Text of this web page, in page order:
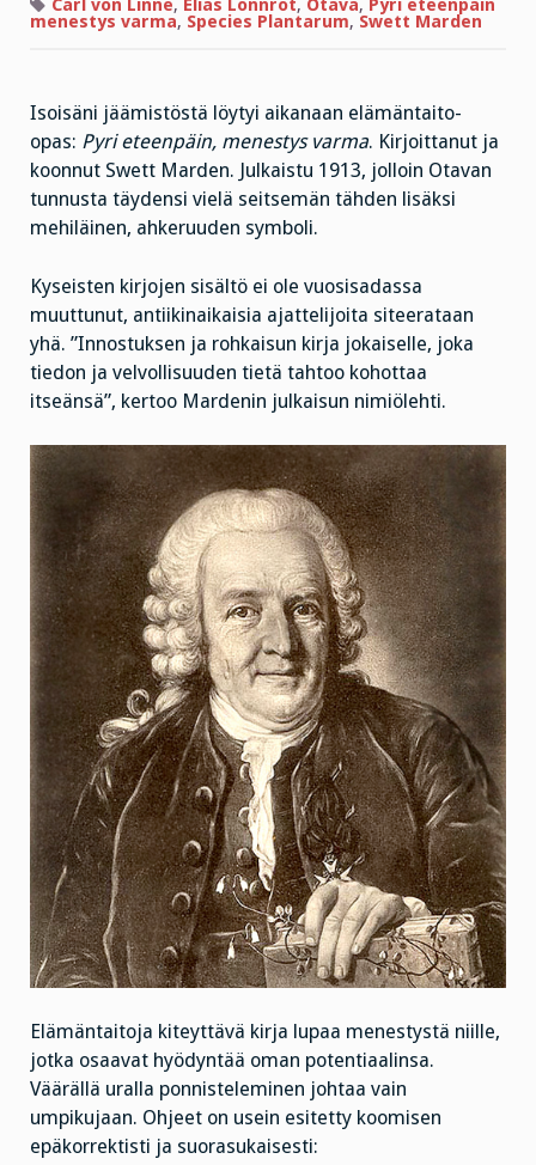
ikimainiot
menestys varma, Species Plantarum, Swett Marden
Isoisäni jäämistöstä löytyi aikanaan elämäntaito-
opas: Pyri eteenpäin, menestys varma. Kirjoittanut ja
koonnut Swett Marden. Julkaistu 1913, jolloin Otavan
tunnusta täydensi vielä seitsemän tähden lisäksi
mehiläinen, ahkeruuden symboli.
Kyseisten kirjojen sisältö ei ole vuosisadassa
muuttunut, antiikinaikaisia ajattelijoita siteerataan
yhä. ”Innostuksen ja rohkaisun kirja jokaiselle, joka
tiedon ja velvollisuuden tietä tahtoo kohottaa
itseänsä”, kertoo Mardenin julkaisun nimiölehti.
Elämäntaitoja kiteyttävä kirja lupaa menestystä niille,
jotka osaavat hyödyntää oman potentiaalinsa.
Väärällä uralla ponnisteleminen johtaa vain
umpikujaan. Ohjeet on usein esitetty koomisen
epäkorrektisti ja suorasukaisesti: